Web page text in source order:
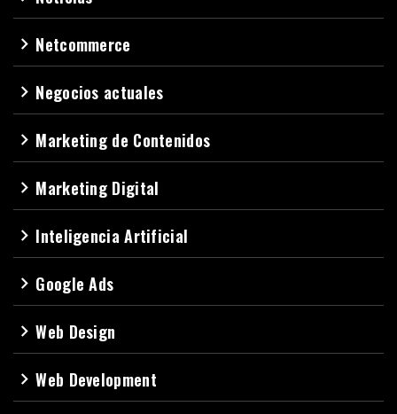
navigate_next Netcommerce
navigate_next Negocios actuales
navigate_next Marketing de Contenidos
navigate_next Marketing Digital
navigate_next Inteligencia Artificial
navigate_next Google Ads
navigate_nextWeb Design
navigate_nextWeb Development